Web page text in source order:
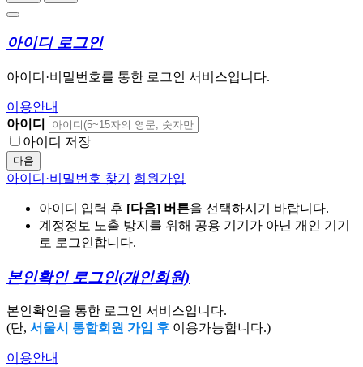
아이디 로그인
아이디·비밀번호를 통한 로그인 서비스입니다.
이용안내
아이디
아이디 저장
다음
아이디·비밀번호 찾기 회원가입
아이디 입력 후 [다음] 버튼을 선택하시기 바랍니다.
계정정보 노출 방지를 위해 공용 기기가 아닌 개인 기기
로 로그인합니다.
본인확인 로그인(개인회원)
본인확인을 통한 로그인 서비스입니다.
(단, 서울시 통합회원 가입 후 이용가능합니다.)
이용안내